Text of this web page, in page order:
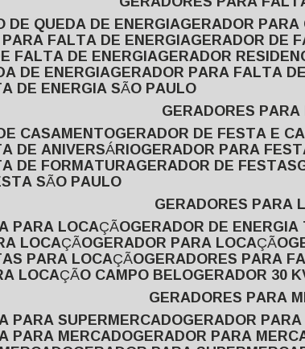
DE QUEDA DE ENERGIA GERADOR
PARA FALTA DE ENERGIA GERADOR DE
FALTA DE ENERGIA GERADOR
DE ENERGIA GERADOR PARA FALTA
DE ENERGIA SÃO PAULO
GERADORES
CASAMENTO GERADOR DE FESTA E
DE ANIVERSÁRIO GERADOR PARA
DE FORMATURA GERADOR DE FESTAS
SÃO PAULO
GERADORES PARA
PARA LOCAÇÃO GERADOR DE
LOCAÇÃO GERADOR PARA LOCAÇÃO
PARA LOCAÇÃO GERADORES PARA
LOCAÇÃO CAMPO BELO GERADOR 30
GERADORES PARA
PARA SUPERMERCADO GERADOR
PARA MERCADO GERADOR PARA